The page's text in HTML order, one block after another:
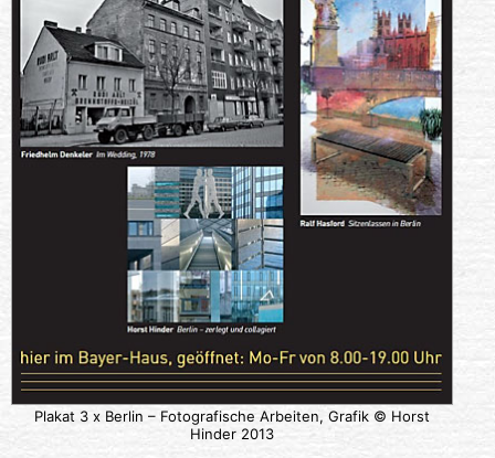
Plakat 3 x Berlin – Fotografische Arbeiten, Grafik © Horst
Hinder 2013